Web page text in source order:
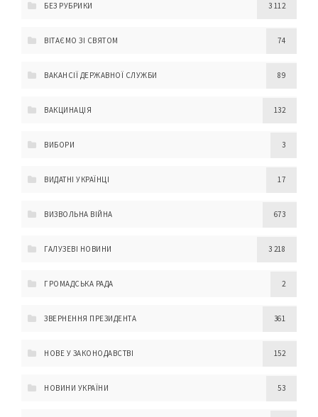
БЕЗ РУБРИКИ 3 112
ВІТАЄМО ЗІ СВЯТОМ 74
ВАКАНСІЇ ДЕРЖАВНОЇ СЛУЖБИ 89
ВАКЦИНАЦІЯ 132
ВИБОРИ 3
ВИДАТНІ УКРАЇНЦІ 17
ВИЗВОЛЬНА ВІЙНА 673
ГАЛУЗЕВІ НОВИНИ 3 218
ГРОМАДСЬКА РАДА 2
ЗВЕРНЕННЯ ПРЕЗИДЕНТА 361
НОВЕ У ЗАКОНОДАВСТВІ 152
НОВИНИ УКРАЇНИ 53